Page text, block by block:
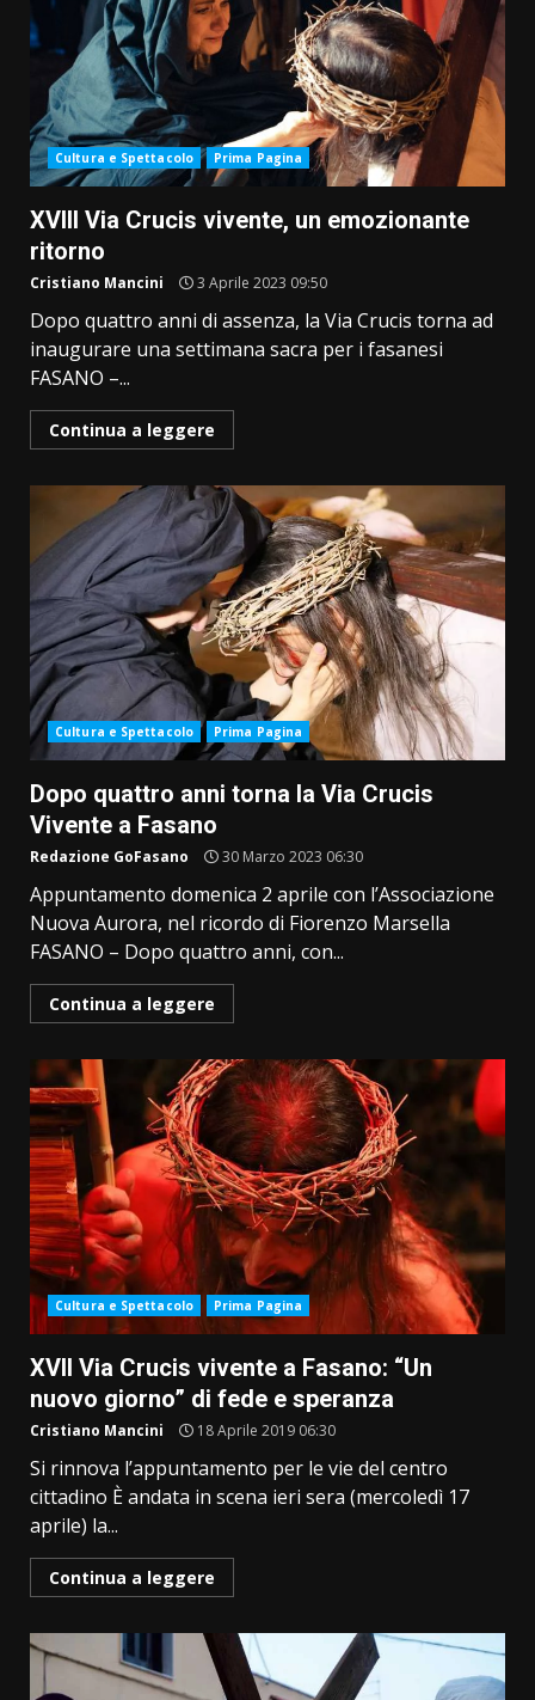
Cultura e Spettacolo Prima Pagina
XVIII Via Crucis vivente, un emozionante
ritorno
Cristiano Mancini 3 Aprile 2023 09:50
Dopo quattro anni di assenza, la Via Crucis torna ad
inaugurare una settimana sacra per i fasanesi
FASANO –...
Continua a leggere
Cultura e Spettacolo Prima Pagina
Dopo quattro anni torna la Via Crucis
Vivente a Fasano
Redazione GoFasano 30 Marzo 2023 06:30
Appuntamento domenica 2 aprile con l’Associazione
Nuova Aurora, nel ricordo di Fiorenzo Marsella
FASANO – Dopo quattro anni, con...
Continua a leggere
Cultura e Spettacolo Prima Pagina
XVII Via Crucis vivente a Fasano: “Un
nuovo giorno” di fede e speranza
Cristiano Mancini 18 Aprile 2019 06:30
Si rinnova l’appuntamento per le vie del centro
cittadino È andata in scena ieri sera (mercoledì 17
aprile) la...
Continua a leggere